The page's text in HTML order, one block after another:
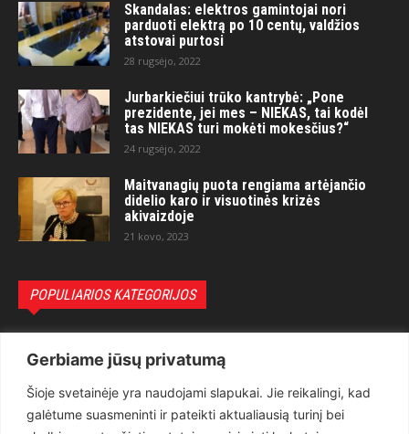
Gerbiame jūsų privatumą
Šioje svetainėje yra naudojami slapukai. Jie reikalingi, kad
galėtume suasmeninti ir pateikti aktualiausią turinį bei
Skandalas: elektros gamintojai nori
parduoti elektrą po 10 centų, valdžios
atstovai purtosi
28 rugsėjo, 2022
Jurbarkiečiui trūko kantrybė: „Pone
prezidente, jei mes – NIEKAS, tai kodėl
tas NIEKAS turi mokėti mokesčius?“
24 rugsėjo, 2022
Maitvanagių puota rengiama artėjančio
didelio karo ir visuotinės krizės
akivaizdoje
21 kovo, 2023
POPULIARIOS KATEGORIJOS
Teisėsauga
1497
Aktualu